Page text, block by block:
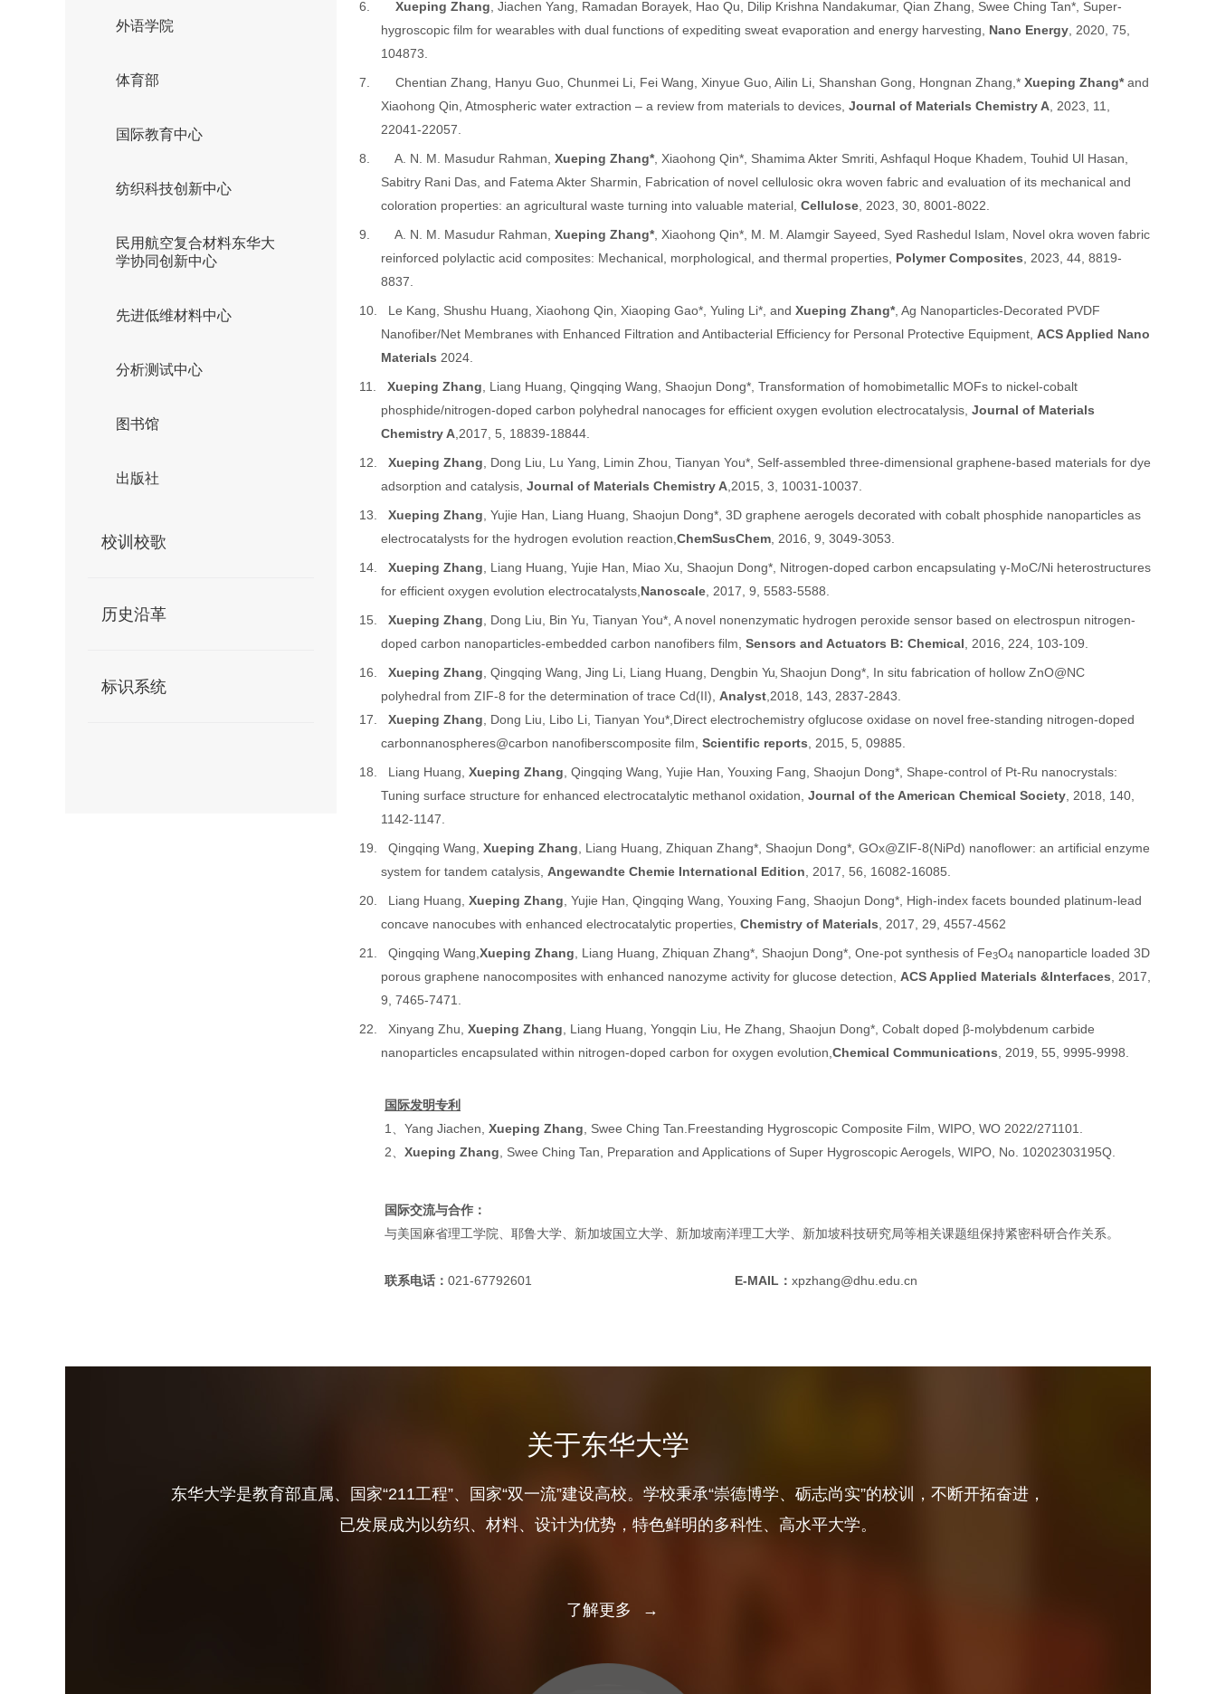
外语学院
体育部
国际教育中心
纺织科技创新中心
民用航空复合材料东华大
学协同创新中心
先进低维材料中心
分析测试中心
图书馆
出版社
校训校歌
历史沿革
标识系统
6.
Xueping Zhang , Jiachen Yang, Ramadan Borayek, Hao Qu, Dilip Krishna Nandakumar, Qian Zhang , Swee Ching Tan*, Super-
hygroscopic film for wearables with dual functions of expediting sweat evaporation and energy harvesting
Nano Energy , 2020, 75,
104873.
7.
Chentian Zhang, Hanyu Guo, Chunmei Li, Fei Wang, Xinyue Guo, Ailin Li, Shanshan Gong, Hongnan Zhang,* Xueping Zhang*and
Xiaohong Qin, Atmospheric water extraction – a review from materials to devices, Journal of Materials Chemistry A , 2023, 11,
22041-22057.
8.
A. N. M. Masudur Rahman, Xueping Zhang*, Xiaohong Qin*, Shamima Akter Smriti, Ashfaqul Hoque Khadem, Touhid Ul Hasan,
Sabitry Rani Das, and Fatema Akter Sharmin, Fabrication of novel cellulosic okra woven fabric and evaluation of its mechanical and
coloration properties: an agricultural waste turning into valuable material, Cellulose , 2023, 30, 8001-8022.
9.
A. N. M. Masudur Rahman, Xueping Zhang*, Xiaohong Qin*, M. M. Alamgir Sayeed, Syed Rashedul Islam, Novel okra woven fabric
reinforced polylactic acid composites: Mechanical, morphological, and thermal properties, Polymer Composites , 2023, 44, 8819-
8837.
10.
Le Kang, Shushu Huang, Xiaohong Qin, Xiaoping Gao*, Yuling Li*, and Xueping Zhang*, Ag Nanoparticles-Decorated PVDF
Nanofiber/Net Membranes with Enhanced Filtration and Antibacterial Efficiency for Personal Protective Equipment, ACS Applied Nano
Materials 2024.
11.
Xueping Zhang Liang Huang, Qingqing Wang, Shaojun Dong*, Transformation of homobimetallic MOFs to nickel-cobalt
phosphide/nitrogen-doped carbon polyhedral nanocages for efficient oxygen evolution electrocatalysis, Journal of Materials
Chemistry A 2017, 5, 18839-18844
12.
Xueping Zhang , Dong Liu, Lu Yang, Limin Zhou, Tianyan You*, Self-assembled three-dimensional graphene-based materials for dye
adsorption and catalysis Journal of Materials Chemistry A 2015, 3, 10031-10037.
13.
Xueping Zhang Yujie Han, Liang Huang, Shaojun Dong*, 3D graphene aerogels decorated with cobalt phosphide nanoparticles as
electrocatalysts for the hydrogen evolution reaction, ChemSusChem 2016, 9, 3049-3053.
14.
Xueping Zhang Liang Huang, Yujie Han, Miao Xu, Shaojun Dong*, Nitrogen-doped carbon encapsulating γ-MoC/Ni heterostructures
for efficient oxygen evolution electrocatalysts, Nanoscale 2017, 9 , 5583-5588
15.
Xueping Zhang , Dong Liu, Bin Yu, Tianyan You*, A novel nonenzymatic hydrogen peroxide sensor based on electrospun nitrogen-
doped carbon nanoparticles-embedded carbon nanofibers film, Sensors and Actuators B: Chemical , 2016, 224, 103-109.
16.
Xueping Zhang , Qingqing Wang, Jing Li, Liang Huang, Dengbin Yu, Shaojun Dong*, In situ fabrication of hollow ZnO@NC
polyhedral from ZIF-8 for the determination of trace Cd(II), Analyst 2018, 143, 2837-2843.
17.
Xueping Zhang , Dong Liu, Libo Li, Tianyan You* Direct electrochemistry ofglucose oxidase on novel free-standing nitrogen-doped
carbonnanospheres@carbon nanofiberscomposite film, Scientific reports , 2015, 5, 09885.
18.
Liang Huang, Xueping Zhang Qingqing Wang, Yujie Han, Youxing Fang, Shaojun Dong*, Shape-control of Pt-Ru nanocrystals:
Tuning surface structure for enhanced electrocatalytic methanol oxidation, Journal of the American Chemical Society , 2018, 140,
1142-1147.
19.
Qingqing Wang, Xueping Zhang , Liang Huang, Zhiquan Zhang*, Shaojun Dong*, GOx@ZIF-8(NiPd) nanoflower: an artificial enzyme
system for tandem catalysis, Angewandte Chemie International Edition , 2017, 56, 16082-16085.
20.
Liang Huang, Xueping Zhang Yujie Han, Qingqing Wang, Youxing Fang, Shaojun Dong*, High-index facets bounded platinum-lead
concave nanocubes with enhanced electrocatalytic properties, Chemistry of Materials , 2017, 29, 4557-4562
21.
Qingqing Wang, Xueping Zhang Liang Huang, Zhiquan Zhang* Shaojun Dong*, One-pot synthesis of Fe3O4 nanoparticle loaded 3D
porous graphene nanocomposites with enhanced nanozyme activity for glucose detection, ACS Applied Materials &Interfaces , 2017,
9, 7465-7471.
22.
Xinyang Zhu, Xueping Zhang , Liang Huang, Yongqin Liu, He Zhang, Shaojun Dong*, Cobalt doped β-molybdenum carbide
nanoparticles encapsulated within nitrogen-doped carbon for oxygen evolution, Chemical Communications , 2019, 55, 9995-9998.
国际发明专利
1、 Yang Jiachen, Xueping Zhang , Swee Ching Tan. Freestanding Hygroscopic Composite Film, WIPO, WO 2022/271101.
2、 Xueping Zhang , Swee Ching Tan, Preparation and Applications of Super Hygroscopic Aerogels, WIPO, No. 10202303195Q.
国际交流与合作：
与美国麻省理工学院、耶鲁大学、新加坡国立大学、新加坡南洋理工大学、新加坡科技研究局等相关课题组保持紧密科研合作关系。
联系电话： 021-67792601 E-MAIL ： xpzhang@dhu.edu.cn
关于东华大学
东华大学是教育部直属、国家“211工程”、国家“双一流”建设高校。学校秉承“崇德博学、砺志尚实”的校训，不断开拓奋进，
已发展成为以纺织、材料、设计为优势，特色鲜明的多科性、高水平大学。
了解更多 →